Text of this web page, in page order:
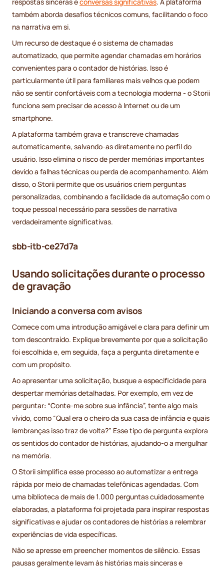
também aborda desafios técnicos comuns, facilitando o foco
na narrativa em si.
Um recurso de destaque é o sistema de chamadas
automatizado, que permite agendar chamadas em horários
convenientes para o contador de histórias. Isso é
particularmente útil para familiares mais velhos que podem
não se sentir confortáveis com a tecnologia moderna - o Storii
funciona sem precisar de acesso à Internet ou de um
smartphone.
A plataforma também grava e transcreve chamadas
automaticamente, salvando-as diretamente no perfil do
usuário. Isso elimina o risco de perder memórias importantes
devido a falhas técnicas ou perda de acompanhamento. Além
disso, o Storii permite que os usuários criem perguntas
personalizadas, combinando a facilidade da automação com o
toque pessoal necessário para sessões de narrativa
verdadeiramente significativas.
sbb-itb-ce27d7a
Usando solicitações durante o processo
de gravação
Iniciando a conversa com avisos
Comece com uma introdução amigável e clara para definir um
tom descontraído. Explique brevemente por que a solicitação
foi escolhida e, em seguida, faça a pergunta diretamente e
com um propósito.
Ao apresentar uma solicitação, busque a especificidade para
despertar memórias detalhadas. Por exemplo, em vez de
perguntar: “Conte-me sobre sua infância”, tente algo mais
vívido, como “Qual era o cheiro da sua casa de infância e quais
lembranças isso traz de volta?” Esse tipo de pergunta explora
os sentidos do contador de histórias, ajudando-o a mergulhar
na memória.
O Storii simplifica esse processo ao automatizar a entrega
rápida por meio de chamadas telefônicas agendadas. Com
uma biblioteca de mais de 1.000 perguntas cuidadosamente
elaboradas, a plataforma foi projetada para inspirar respostas
significativas e ajudar os contadores de histórias a relembrar
experiências de vida específicas.
Não se apresse em preencher momentos de silêncio. Essas
pausas geralmente levam às histórias mais sinceras e